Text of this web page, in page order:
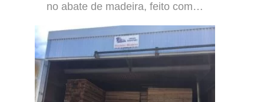
no abate de madeira, feito com…